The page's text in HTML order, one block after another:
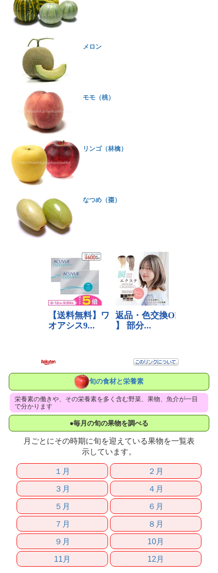
メロン
モモ（桃）
リンゴ（林檎）
なつめ（棗）
旬の食材と栄養素
栄養素の働きや、その栄養素を多く含む野菜、果物、魚介が一目
で分かります
●毎月の旬の果物を調べる
月ごとにその時期に旬を迎えている果物を一覧表
示しています。
１月
２月
３月
４月
５月
６月
７月
８月
９月
10月
11月
12月